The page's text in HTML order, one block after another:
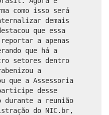
como isso será
demais
que essa
a apenas
que há a
setores dentro
a
a Assessoria
desse
durante a reunião
do NIC.br,